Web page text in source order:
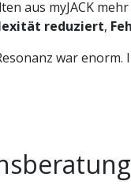
aus myJACK
reduziert,
war